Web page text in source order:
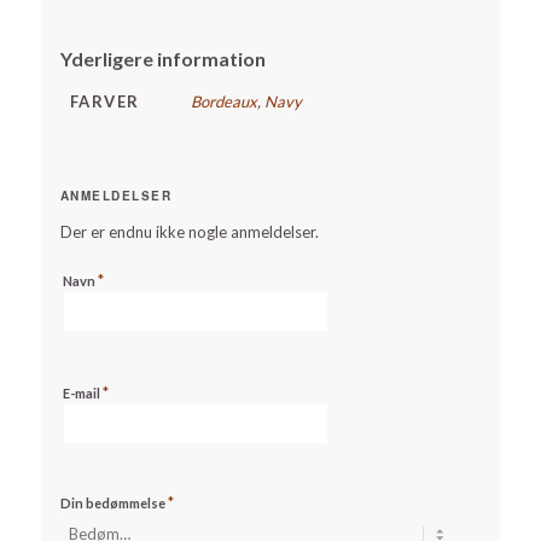
Yderligere information
FARVER Bordeaux, Navy
ANMELDELSER
Der er endnu ikke nogle anmeldelser.
Navn *
E-mail *
Din bedømmelse*